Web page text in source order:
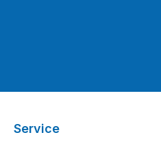
Service